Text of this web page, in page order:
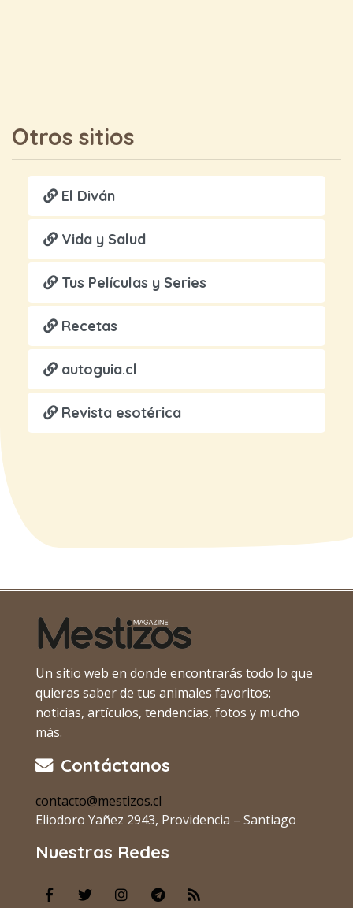
Otros sitios
El Diván
Vida y Salud
Tus Películas y Series
Recetas
autoguia.cl
Revista esotérica
Un sitio web en donde encontrarás todo lo que
quieras saber de tus animales favoritos:
noticias, artículos, tendencias, fotos y mucho
más.
Contáctanos
contacto@mestizos.cl
Eliodoro Yañez 2943, Providencia – Santiago
Nuestras Redes